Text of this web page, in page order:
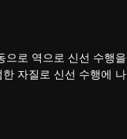
로 역으로 신선 수행
자질로 신선 수행에